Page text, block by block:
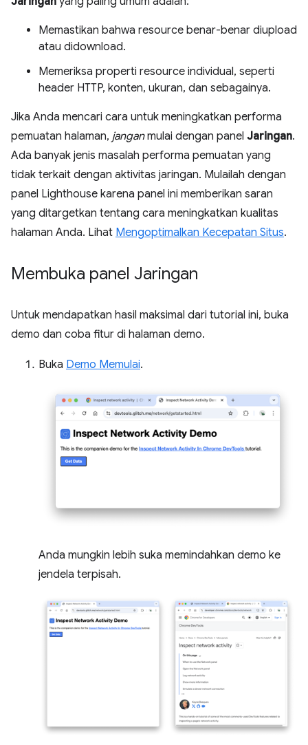
Memastikan bahwa resource benar-benar diupload
atau didownload.
Memeriksa properti resource individual, seperti
header HTTP, konten, ukuran, dan sebagainya.
Jika Anda mencari cara untuk meningkatkan performa
pemuatan halaman, janganmulai dengan panel Jaringan.
Ada banyak jenis masalah performa pemuatan yang
tidak terkait dengan aktivitas jaringan. Mulailah dengan
panel Lighthouse karena panel ini memberikan saran
yang ditargetkan tentang cara meningkatkan kualitas
halaman Anda. Lihat Mengoptimalkan Kecepatan Situs.
Membuka panel Jaringan
Untuk mendapatkan hasil maksimal dari tutorial ini, buka
demo dan coba fitur di halaman demo.
Buka Demo Memulai.
Anda mungkin lebih suka memindahkan demo ke
jendela terpisah.